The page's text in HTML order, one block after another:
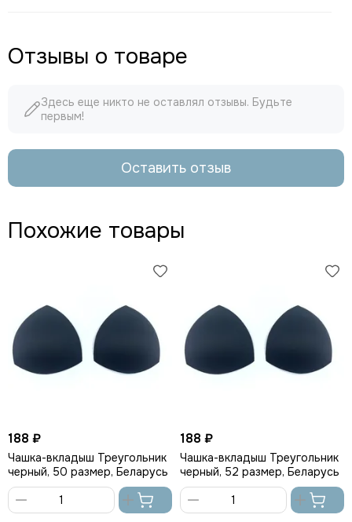
Отзывы о товаре
Здесь еще никто не оставлял отзывы. Будьте
первым!
Оставить отзыв
Похожие товары
188 ₽
Чашка-вкладыш Треугольник
черный, 50 размер, Беларусь
188 ₽
Чашка-вкладыш Треугольник
черный, 52 размер, Беларусь